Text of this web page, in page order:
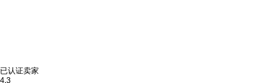
已认证卖家
4.3